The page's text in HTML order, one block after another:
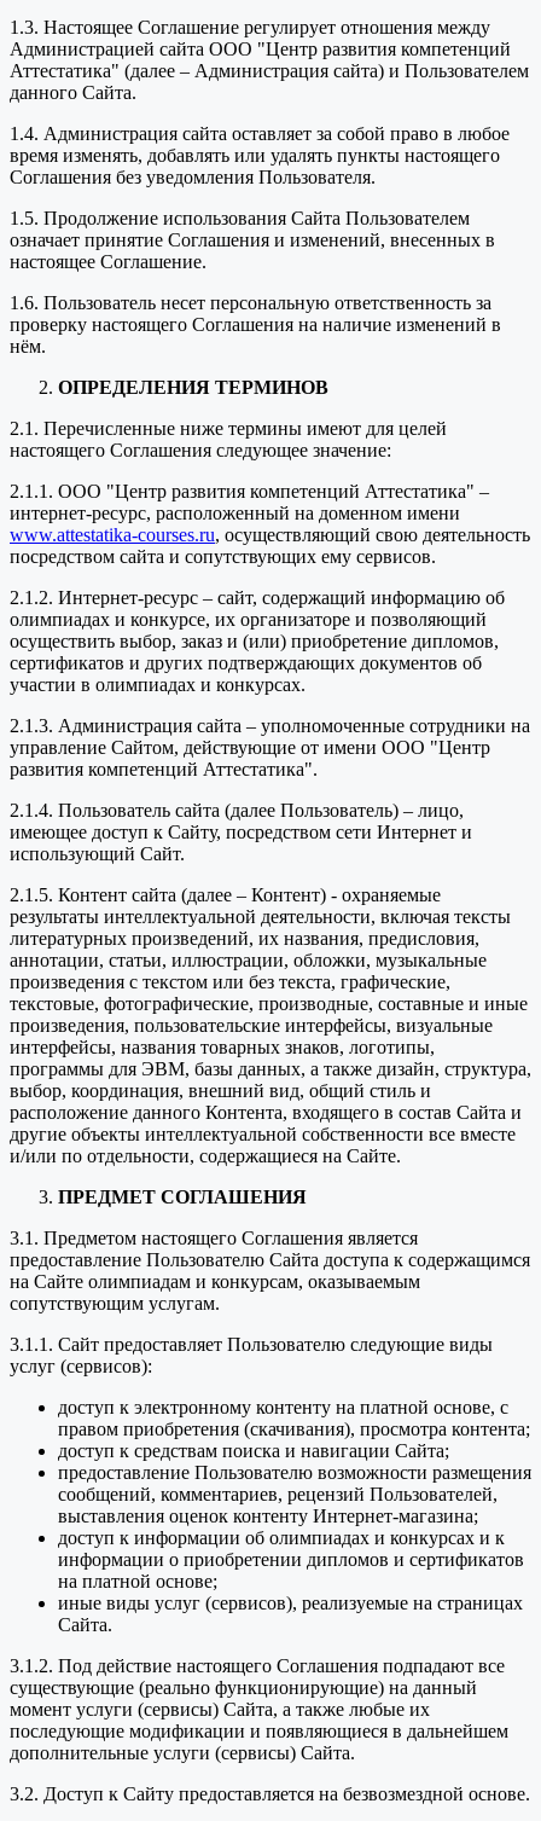
1.3. Настоящее Соглашение регулирует отношения между
Администрацией сайта ООО "Центр развития компетенций
Аттестатика" (далее – Администрация сайта) и Пользователем
данного Сайта.
1.4. Администрация сайта оставляет за собой право в любое
время изменять, добавлять или удалять пункты настоящего
Соглашения без уведомления Пользователя.
1.5. Продолжение использования Сайта Пользователем
означает принятие Соглашения и изменений, внесенных в
настоящее Соглашение.
1.6. Пользователь несет персональную ответственность за
проверку настоящего Соглашения на наличие изменений в
нём.
ОПРЕДЕЛЕНИЯ ТЕРМИНОВ
2.1. Перечисленные ниже термины имеют для целей
настоящего Соглашения следующее значение:
2.1.1. ООО "Центр развития компетенций Аттестатика" –
интернет-ресурс, расположенный на доменном имени
www.attestatika-courses.ru, осуществляющий свою деятельность
посредством сайта и сопутствующих ему сервисов.
2.1.2. Интернет-ресурс – сайт, содержащий информацию об
олимпиадах и конкурсе, их организаторе и позволяющий
осуществить выбор, заказ и (или) приобретение дипломов,
сертификатов и других подтверждающих документов об
участии в олимпиадах и конкурсах.
2.1.3. Администрация сайта – уполномоченные сотрудники на
управление Сайтом, действующие от имени ООО "Центр
развития компетенций Аттестатика".
2.1.4. Пользователь сайта (далее Пользователь) – лицо,
имеющее доступ к Сайту, посредством сети Интернет и
использующий Сайт.
2.1.5. Контент сайта (далее – Контент) - охраняемые
результаты интеллектуальной деятельности, включая тексты
литературных произведений, их названия, предисловия,
аннотации, статьи, иллюстрации, обложки, музыкальные
произведения с текстом или без текста, графические,
текстовые, фотографические, производные, составные и иные
произведения, пользовательские интерфейсы, визуальные
интерфейсы, названия товарных знаков, логотипы,
программы для ЭВМ, базы данных, а также дизайн, структура,
выбор, координация, внешний вид, общий стиль и
расположение данного Контента, входящего в состав Сайта и
другие объекты интеллектуальной собственности все вместе
и/или по отдельности, содержащиеся на Сайте.
ПРЕДМЕТ СОГЛАШЕНИЯ
3.1. Предметом настоящего Соглашения является
предоставление Пользователю Сайта доступа к содержащимся
на Сайте олимпиадам и конкурсам, оказываемым
сопутствующим услугам.
3.1.1. Сайт предоставляет Пользователю следующие виды
услуг (сервисов):
доступ к электронному контенту на платной основе, с
правом приобретения (скачивания), просмотра контента;
доступ к средствам поиска и навигации Сайта;
предоставление Пользователю возможности размещения
сообщений, комментариев, рецензий Пользователей,
выставления оценок контенту Интернет-магазина;
доступ к информации об олимпиадах и конкурсах и к
информации о приобретении дипломов и сертификатов
на платной основе;
иные виды услуг (сервисов), реализуемые на страницах
Сайта.
3.1.2. Под действие настоящего Соглашения подпадают все
существующие (реально функционирующие) на данный
момент услуги (сервисы) Сайта, а также любые их
последующие модификации и появляющиеся в дальнейшем
дополнительные услуги (сервисы) Сайта.
3.2. Доступ к Сайту предоставляется на безвозмездной основе.